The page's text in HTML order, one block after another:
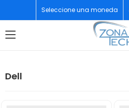
Seleccione una moneda
Dell